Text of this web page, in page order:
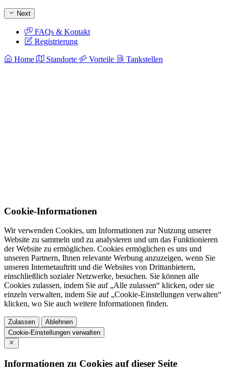
Next
FAQs & Kontakt
Registrierung
Home Standorte Vorteile Tankstellen
Cookie-Informationen
Wir verwenden Cookies, um Informationen zur Nutzung unserer
Website zu sammeln und zu analysieren und um das Funktionieren
der Website zu ermöglichen. Cookies ermöglichen es uns und
unseren Partnern, Ihnen relevante Werbung anzuzeigen, wenn Sie
unseren Internetauftritt und die Websites von Drittanbietern,
einschließlich sozialer Netzwerke, besuchen. Sie können alle
Cookies zulassen, indem Sie auf „Alle zulassen“ klicken, oder sie
einzeln verwalten, indem Sie auf „Cookie-Einstellungen verwalten“
klicken, wo Sie auch weitere Informationen finden.
Zulassen
Ablehnen
Cookie-Einstellungen verwalten
Informationen zu Cookies auf dieser Seite